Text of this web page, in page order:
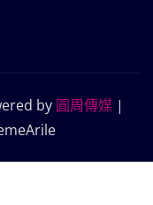
by 圓周傳媒 |